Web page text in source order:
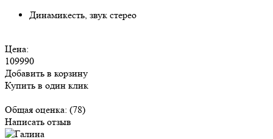
Динамикесть, звук стерео
Цена:
109990
Добавить в корзину
Купить в один клик
Общая оценка: (78)
Написать отзыв